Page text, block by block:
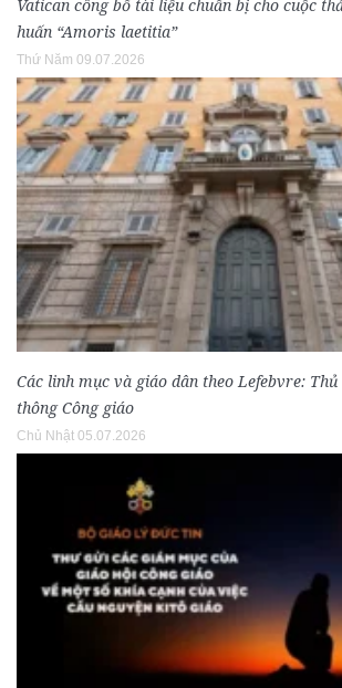
Vatican công bố tài liệu chuẩn bị cho cuộc
huấn “Amoris laetitia”
Thứ Năm 09.07.2026
Các linh mục và giáo dân theo Lefebvre:
thông Công giáo
Chủ Nhật 05.07.2026